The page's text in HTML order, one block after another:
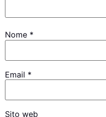
Nome *
Email *
Sito web